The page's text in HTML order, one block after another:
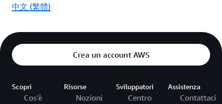
中文 (繁體)
Crea un account AWS
Scopri
Cos'è
Risorse
Nozioni
Sviluppatori
Centro
Assistenza
Contattaci